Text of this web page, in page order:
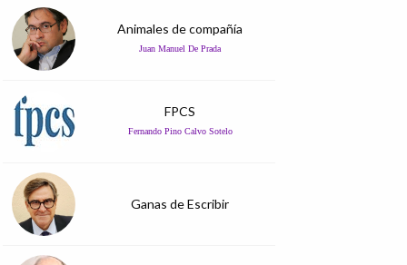
Animales de compañía
Juan Manuel De Prada
FPCS
Fernando Pino Calvo Sotelo
Ganas de Escribir